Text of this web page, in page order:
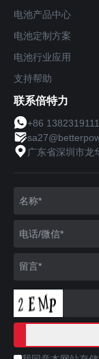
电池产品中心
电池定制方案
电池行业应用
支持帮助
联系倍特力
+86
广东省深圳市龙